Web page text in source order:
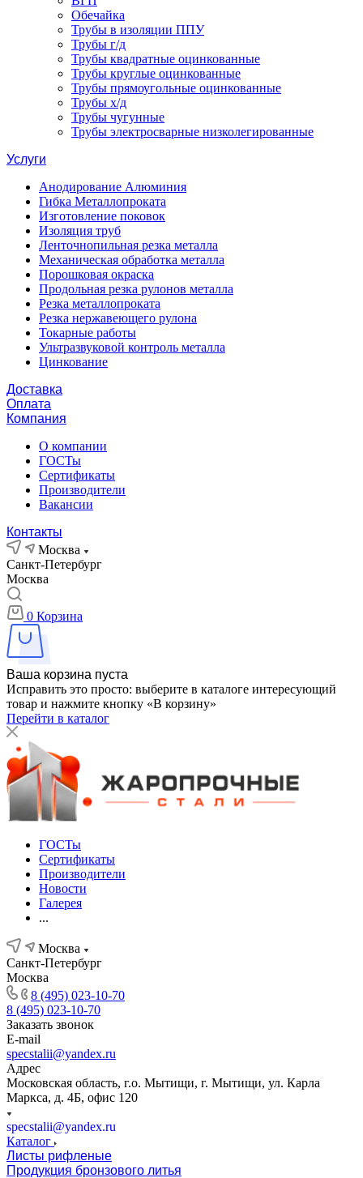
Обечайка
Трубы в изоляции ППУ
Трубы г/д
Трубы квадратные оцинкованные
Трубы круглые оцинкованные
Трубы прямоугольные оцинкованные
Трубы х/д
Трубы чугунные
Трубы электросварные низколегированные
Услуги
Анодирование Алюминия
Гибка Металлопроката
Изготовление поковок
Изоляция труб
Ленточнопильная резка металла
Механическая обработка металла
Порошковая окраска
Продольная резка рулонов металла
Резка металлопроката
Резка нержавеющего рулона
Токарные работы
Ультразвуковой контроль металла
Цинкование
Доставка
Оплата
Компания
О компании
ГОСТы
Сертификаты
Производители
Вакансии
Контакты
Москва
Санкт-Петербург
Москва
0 Корзина
Ваша корзина пуста
Исправить это просто: выберите в каталоге интересующий
товар и нажмите кнопку «В корзину»
Перейти в каталог
ГОСТы
Сертификаты
Производители
Новости
Галерея
...
Москва
Санкт-Петербург
Москва
8 (495) 023-10-70
8 (495) 023-10-70
Заказать звонок
E-mail
specstalii@yandex.ru
Адрес
Московская область, г.о. Мытищи, г. Мытищи, ул. Карла
Маркса, д. 4Б, офис 120
specstalii@yandex.ru
Каталог
Листы рифленые
Продукция бронзового литья